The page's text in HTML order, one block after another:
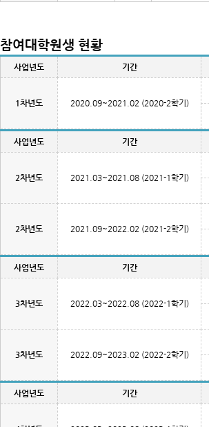
참여대학원생 현황
사업년도 기간
1차년도 2020.09~2021.02 (2020-2학기)
사업년도 기간
2차년도 2021.03~2021.08 (2021-1학기)
2차년도 2021.09~2022.02 (2021-2학기)
사업년도 기간
3차년도 2022.03~2022.08 (2022-1학기)
3차년도 2022.09~2023.02 (2022-2학기)
사업년도 기간